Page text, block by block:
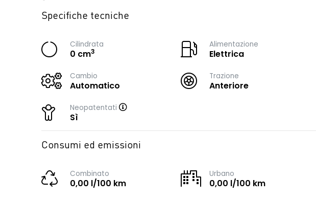
Specifiche tecniche
Cilindrata
0 cm3
Alimentazione
Elettrica
Cambio
Automatico
Trazione
Anteriore
Neopatentati
Sì
Consumi ed emissioni
Combinato
0,00 l/100 km
Urbano
0,00 l/100 km